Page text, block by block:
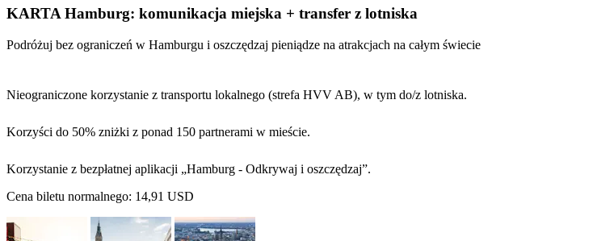
KARTA Hamburg: komunikacja miejska + transfer z lotniska
Podróżuj bez ograniczeń w Hamburgu i oszczędzaj pieniądze na atrakcjach na całym świecie
Nieograniczone korzystanie z transportu lokalnego (strefa HVV AB), w tym do/z lotniska.
Korzyści do 50% zniżki z ponad 150 partnerami w mieście.
Korzystanie z bezpłatnej aplikacji „Hamburg - Odkrywaj i oszczędzaj”.
Cena biletu normalnego: 14,91 USD